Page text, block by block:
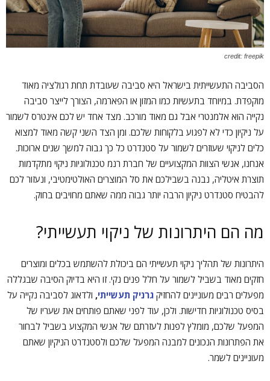
credit: freepik
הסביבה התעשייתית בישראל היא סביבה שעובדת תחת רגולציה מאוד
מוקפדת. במיוחד בתעשיות כמו המזון או הפארמה, הצורך לייצר סביבה
נקייה הוא אלמנטרי אבל גם מאוד מורכב. מצד אחד יש לכם אינטרס לשמור
על ניקיון כדי לא לפגוע בלקוחות שלכם. ומן הצד השני קשה מאוד למצוא
כלים לניקוי שעוזרים לשמור על סטנדרט כל כך גבוה למשך שנים ארוכות.
אנחנו, אנשי הצוות המקצועיים של חברת רנמ טכנולוגיות ניקוי מתקדמות
תוצרת איטליה, נבנה בשבילכם את סל המוצרים האולטימטיבי, ונעזור לכם
להבטיח סטנדרט ניקיון הרבה יותר גבוה ממה שאתם מחויבים בחוק.
מה הם היתרונות של ניקוי תעשייתי?
היתרונות של תהליך ניקוי תעשייתי הם ביכולת להשתמש בכלים ומוצרים
חזקים מאוד בשביל לשמור על חלל פנים נקי. זו היא בדיוק הסיבה שבגללה
מפעלים רבים מעוניינים להחזיק גרניק תעשייתי, ולדאוג לסביבה נקייה על
בסיס טכנולוגיות חדישות. ולכן, עוד לפני שאתם פותחים את שעריו של
המפעל שלכם, מומלץ לפנות לעזרתם של אנשי המקצוע בשביל לבחור
את הפתרונות הנכונים למבנה המפעל שלכם ולסטנדרט הניקיון שאתם
מעוניינים לשמר.